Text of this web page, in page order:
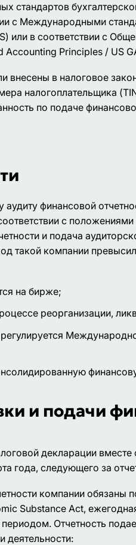
стандартов
с Международными
или в соответствии с
Accounting Principles / US
внесены в налоговое
налогоплательщика
по подаче
финансовой
с
и подача
такой компании
на бирже;
реорганизации,
и подачи
декларации
года, следующего за
компании обязаны
Substance Act,
Отчетность
деятельности: